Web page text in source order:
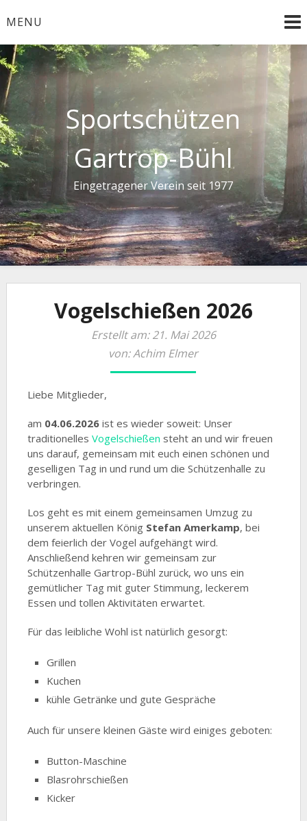
toMENU
Sportschützen
Gartrop-Bühl
Eingetragener Verein seit 1977
Vogelschießen 2026
Erstellt am: 21. Mai 2026
von: Achim Elmer
Liebe Mitglieder,
am 04.06.2026ist es wieder soweit: Unser
traditionelles Vogelschießen steht an und wir freuen
uns darauf, gemeinsam mit euch einen schönen und
geselligen Tag in und rund um die Schützenhalle zu
verbringen.
Los geht es mit einem gemeinsamen Umzug zu
unserem aktuellen König Stefan Amerkamp, bei
dem feierlich der Vogel aufgehängt wird.
Anschließend kehren wir gemeinsam zur
Schützenhalle Gartrop-Bühl zurück, wo uns ein
gemütlicher Tag mit guter Stimmung, leckerem
Essen und tollen Aktivitäten erwartet.
Für das leibliche Wohl ist natürlich gesorgt:
Grillen
Kuchen
kühle Getränke und gute Gespräche
Auch für unsere kleinen Gäste wird einiges geboten:
Button-Maschine
Blasrohrschießen
Kicker